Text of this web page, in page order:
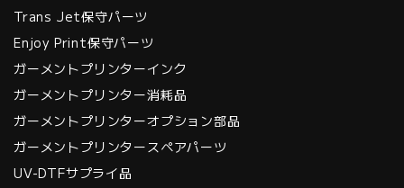
Trans Jet保守パーツ
Enjoy Print保守パーツ
ガーメントプリンターインク
ガーメントプリンター消耗品
ガーメントプリンターオプション部品
ガーメントプリンタースペアパーツ
UV-DTFサプライ品